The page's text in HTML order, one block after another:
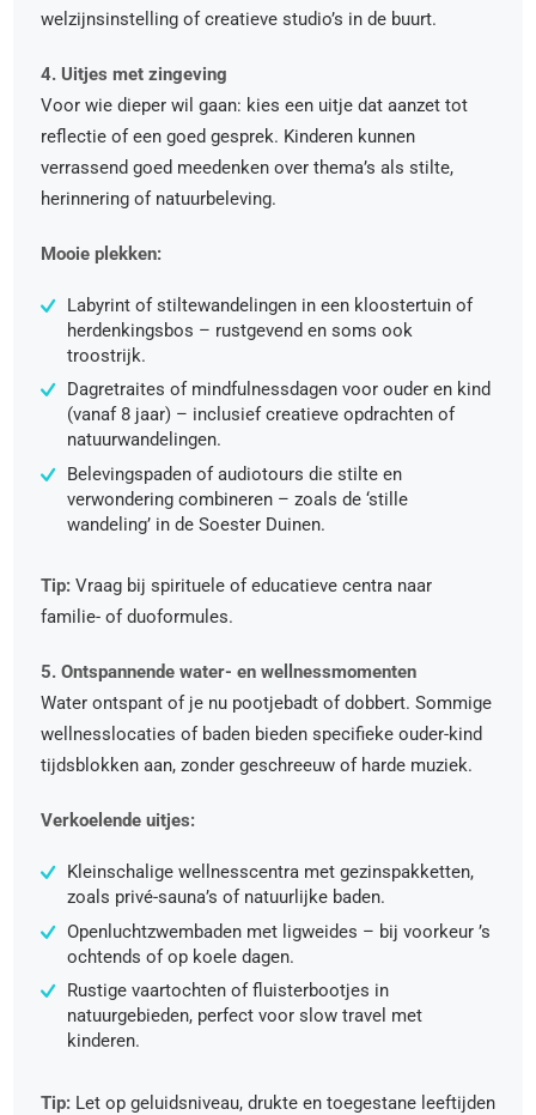
welzijnsinstelling of creatieve studio’s in de buurt.
4. Uitjes met zingeving
Voor wie dieper wil gaan: kies een uitje dat aanzet tot
reflectie of een goed gesprek. Kinderen kunnen
verrassend goed meedenken over thema’s als stilte,
herinnering of natuurbeleving.
Mooie plekken:
Labyrint of stiltewandelingen in een kloostertuin of
herdenkingsbos – rustgevend en soms ook
troostrijk.
Dagretraites of mindfulnessdagen voor ouder en kind
(vanaf 8 jaar) – inclusief creatieve opdrachten of
natuurwandelingen.
Belevingspaden of audiotours die stilte en
verwondering combineren – zoals de ‘stille
wandeling’ in de Soester Duinen.
Tip:Vraag bij spirituele of educatieve centra naar
familie- of duoformules.
5. Ontspannende water- en wellnessmomenten
Water ontspant of je nu pootjebadt of dobbert. Sommige
wellnesslocaties of baden bieden specifieke ouder-kind
tijdsblokken aan, zonder geschreeuw of harde muziek.
Verkoelende uitjes:
Kleinschalige wellnesscentra met gezinspakketten,
zoals privé-sauna’s of natuurlijke baden.
Openluchtzwembaden met ligweides – bij voorkeur ’s
ochtends of op koele dagen.
Rustige vaartochten of fluisterbootjes in
natuurgebieden, perfect voor slow travel met
kinderen.
Tip:Let op geluidsniveau, drukte en toegestane leeftijden